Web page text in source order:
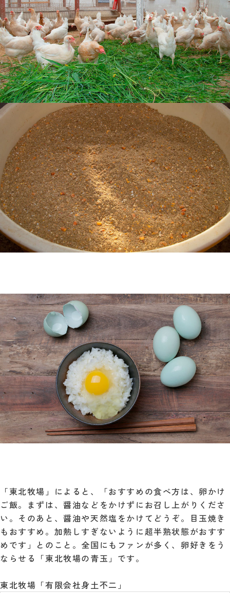
「東北牧場」によると、「おすすめの食べ方は、卵かけ
ご飯。まずは、醤油などをかけずにお召し上がりくださ
い。そのあと、醤油や天然塩をかけてどうぞ。目玉焼き
もおすすめ。加熱しすぎないように超半熟状態がおすす
めです」とのこと。全国にもファンが多く、卵好きをう
ならせる「東北牧場の青玉」です。
東北牧場「有限会社身土不二」